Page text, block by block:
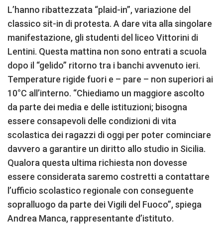
L’hanno ribattezzata “plaid-in”, variazione del
classico sit-in di protesta. A dare vita alla singolare
manifestazione, gli studenti del liceo Vittorini di
Lentini. Questa mattina non sono entrati a scuola
dopo il “gelido” ritorno tra i banchi avvenuto ieri.
Temperature rigide fuori e – pare – non superiori ai
10°C all’interno. “Chiediamo un maggiore ascolto
da parte dei media e delle istituzioni; bisogna
essere consapevoli delle condizioni di vita
scolastica dei ragazzi di oggi per poter cominciare
davvero a garantire un diritto allo studio in Sicilia.
Qualora questa ultima richiesta non dovesse
essere considerata saremo costretti a contattare
l’ufficio scolastico regionale con conseguente
sopralluogo da parte dei Vigili del Fuoco”, spiega
Andrea Manca, rappresentante d’istituto.